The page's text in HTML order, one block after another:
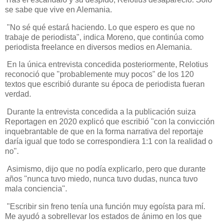
se sabe que vive en Alemania.
"No sé qué estará haciendo. Lo que espero es que no
trabaje de periodista", indica Moreno, que continúa como
periodista freelance en diversos medios en Alemania.
En la única entrevista concedida posteriormente, Relotius
reconoció que "probablemente muy pocos" de los 120
textos que escribió durante su época de periodista fueran
verdad.
Durante la entrevista concedida a la publicación suiza
Reportagen en 2020 explicó que escribió "con la convicción
inquebrantable de que en la forma narrativa del reportaje
daría igual que todo se correspondiera 1:1 con la realidad o
no".
Asimismo, dijo que no podía explicarlo, pero que durante
años "nunca tuvo miedo, nunca tuvo dudas, nunca tuvo
mala conciencia".
"Escribir sin freno tenía una función muy egoísta para mí.
Me ayudó a sobrellevar los estados de ánimo en los que